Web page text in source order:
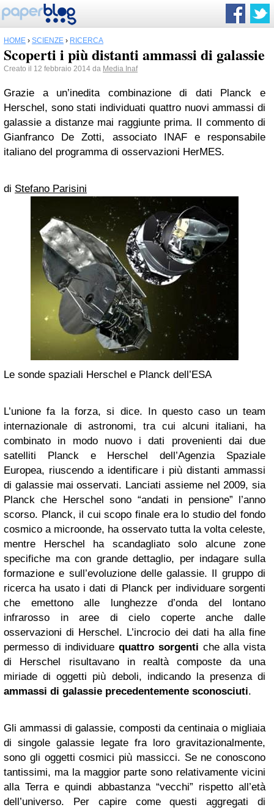
HOME › SCIENZE › RICERCA
Scoperti i più distanti ammassi di galassie
Creato il 12 febbraio 2014 da Media Inaf
Grazie a un’inedita combinazione di dati Planck e
Herschel, sono stati individuati quattro nuovi ammassi di
galassie a distanze mai raggiunte prima. Il commento di
Gianfranco De Zotti, associato INAF e responsabile
italiano del programma di osservazioni HerMES.
di Stefano Parisini
Le sonde spaziali Herschel e Planck dell’ESA
L’unione fa la forza, si dice. In questo caso un team
internazionale di astronomi, tra cui alcuni italiani, ha
combinato in modo nuovo i dati provenienti dai due
satelliti Planck e Herschel dell’Agenzia Spaziale
Europea, riuscendo a identificare i più distanti ammassi
di galassie mai osservati. Lanciati assieme nel 2009, sia
Planck che Herschel sono “andati in pensione” l’anno
scorso. Planck, il cui scopo finale era lo studio del fondo
cosmico a microonde, ha osservato tutta la volta celeste,
mentre Herschel ha scandagliato solo alcune zone
specifiche ma con grande dettaglio, per indagare sulla
formazione e sull’evoluzione delle galassie. Il gruppo di
ricerca ha usato i dati di Planck per individuare sorgenti
che emettono alle lunghezze d’onda del lontano
infrarosso in aree di cielo coperte anche dalle
osservazioni di Herschel. L’incrocio dei dati ha alla fine
permesso di individuarequattro sorgenti che alla vista
di Herschel risultavano in realtà composte da una
miriade di oggetti più deboli, indicando la presenza di
ammassi di galassie precedentemente sconosciuti.
Gli ammassi di galassie, composti da centinaia o migliaia
di singole galassie legate fra loro gravitazionalmente,
sono gli oggetti cosmici più massicci. Se ne conoscono
tantissimi, ma la maggior parte sono relativamente vicini
alla Terra e quindi abbastanza “vecchi” rispetto all’età
dell’universo. Per capire come questi aggregati di